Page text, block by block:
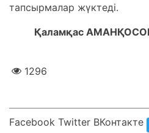
тaпсырмaлaр жүктеді.
Қаламқас
1296
Facebook Twitter ВКонтакте